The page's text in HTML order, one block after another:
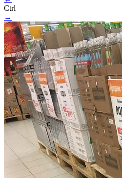
Ctrl
→